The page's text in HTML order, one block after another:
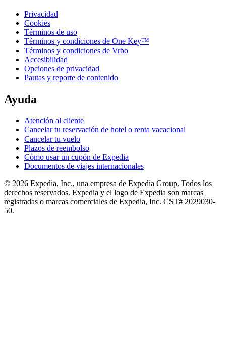
Privacidad
Cookies
Términos de uso
Términos y condiciones de One Key™
Términos y condiciones de Vrbo
Accesibilidad
Opciones de privacidad
Pautas y reporte de contenido
Ayuda
Atención al cliente
Cancelar tu reservación de hotel o renta vacacional
Cancelar tu vuelo
Plazos de reembolso
Cómo usar un cupón de Expedia
Documentos de viajes internacionales
© 2026 Expedia, Inc., una empresa de Expedia Group. Todos los
derechos reservados. Expedia y el logo de Expedia son marcas
registradas o marcas comerciales de Expedia, Inc. CST# 2029030-
50.